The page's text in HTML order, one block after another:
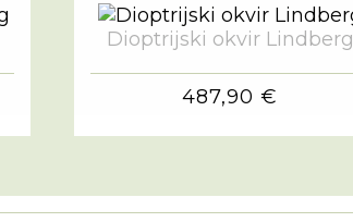
Dioptrijski okvir Lindberg
487,90 €